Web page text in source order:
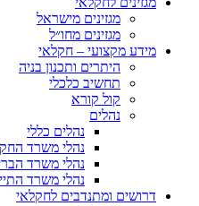
מגזינים מישראל
מגזינים מחו״ל
מידע מקצועי – חקלאי
היתרים ותכנון בניה
תחשיב כלכלי
קול קורא
נהלים
נהלים כללי
נהלי משרד החקלאות
נהלי משרד הבריאות
נהלי משרד התיירות
דרושים ומתנדבים לחקלאי